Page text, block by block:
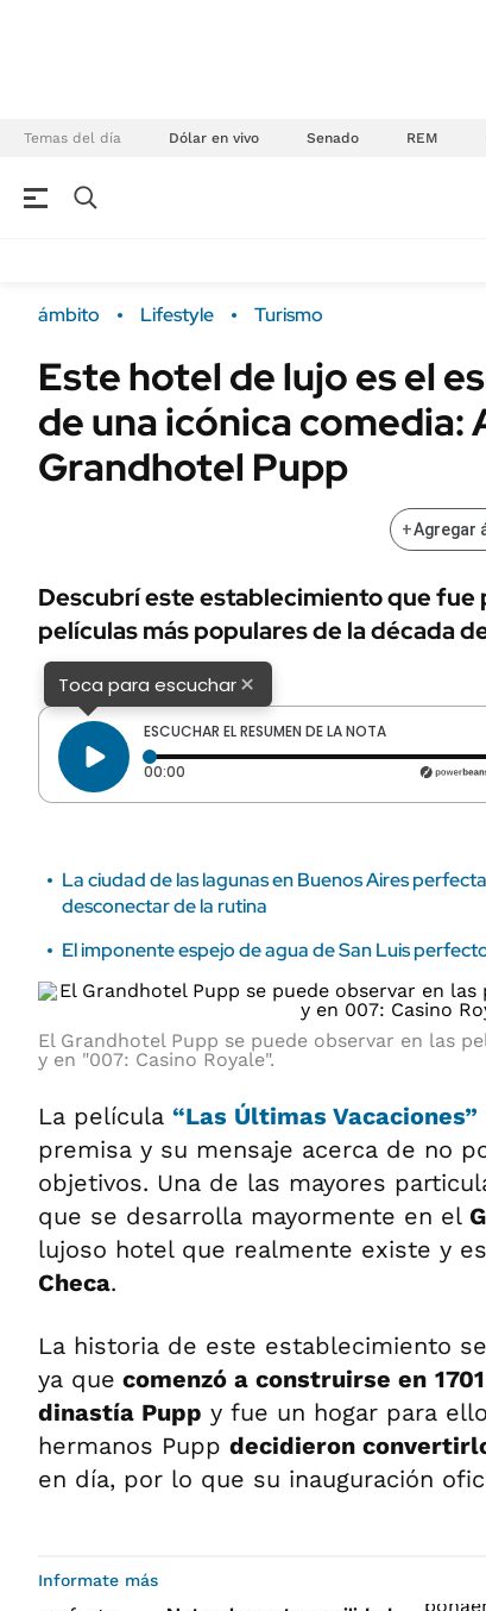
Temas del día Dólar en vivo Senado REM
Campo
FINANZAS
Dólar
Sustentabilidad
POLÍTICA
URUGUAY
ámbito Lifestyle Turismo
Este hotel de lujo es el
de una icónica comedia:
Grandhotel Pupp
+Agregar
Descubrí este establecimiento que fue
películas más populares de la década
Toca para escuchar×
ESCUCHAR EL RESUMEN DE LA NOTA
00:00 Tiempo transcurrido: 0 segundos
La ciudad de las lagunas en Buenos Aires
desconectar de la rutina
El imponente espejo de agua de San Luis
El Grandhotel Pupp se puede observar en las
y en "007: Casino Royale".
La película “Las Últimas Vacaciones”
premisa y su mensaje acerca de no
objetivos. Una de las mayores
que se desarrolla mayormente en el
lujoso hotel que realmente existe y
Checa.
La historia de este establecimiento
ya que comenzó a construirse en 1701
dinastía Pupp y fue un hogar para
hermanos Pupp decidieron
en día, por lo que su inauguración
Informate más